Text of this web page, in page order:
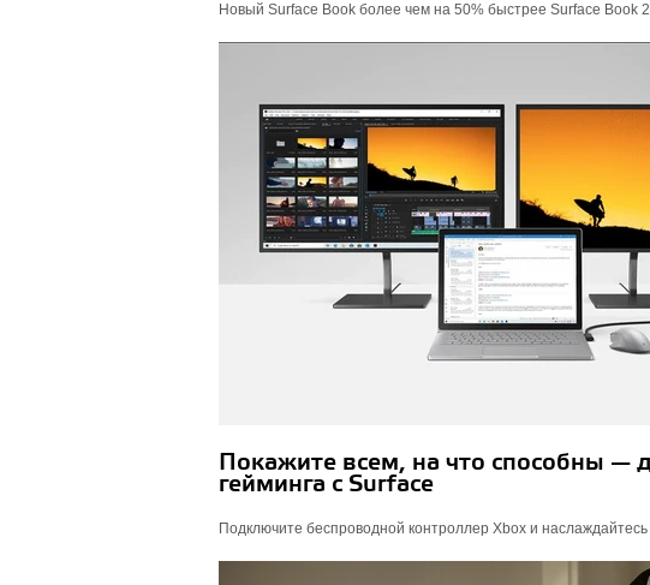
Новый Surface Book более чем на 50% быстрее Surface Book
Покажите всем, на что способны —
гейминга с Surface
Подключите беспроводной контроллер Xbox и